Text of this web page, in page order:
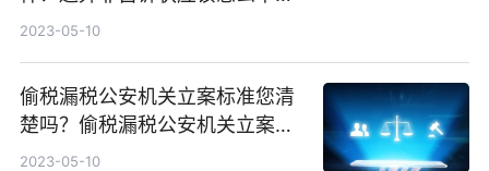
吗？
2023-05-10
偷税漏税公安机关立案标准您清
楚吗？偷税漏税公安机关立案情
形有哪些？
2023-05-10